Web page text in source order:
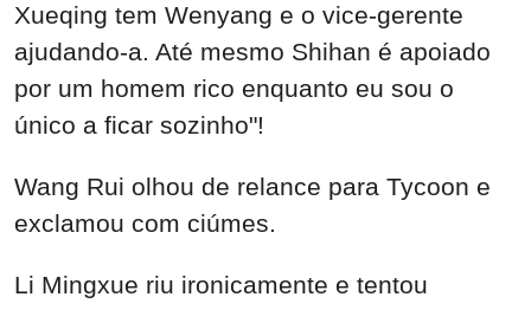
Xueqing tem Wenyang e o vice-gerente
ajudando-a. Até mesmo Shihan é apoiado
por um homem rico enquanto eu sou o
único a ficar sozinho"!
Wang Rui olhou de relance para Tycoon e
exclamou com ciúmes.
Li Mingxue riu ironicamente e tentou